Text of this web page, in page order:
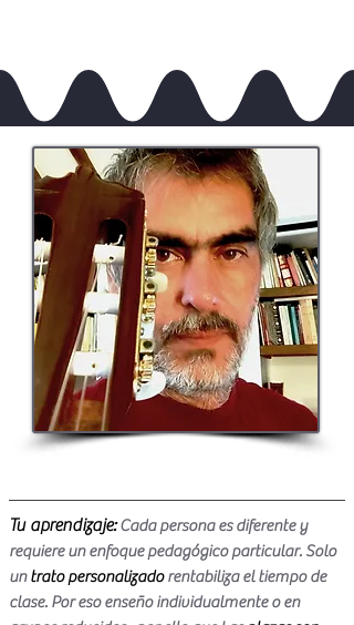
​Tu aprendizaje: Cada persona es diferente y
requiere un enfoque pedagógico particular. Solo
untrato personalizadorentabiliza el tiempo de
clase. Por eso enseño individualmente o en